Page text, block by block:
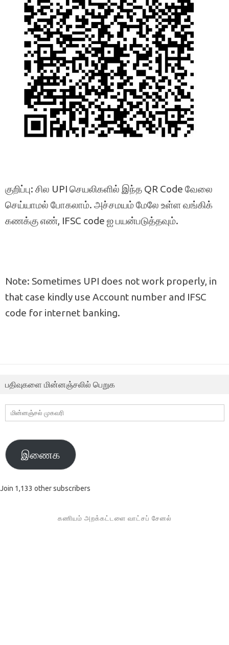
குறிப்பு: சில UPI செயலிகளில் இந்த QR Code வேலை
செய்யாமல் போகலாம். அச்சமயம் மேலே உள்ள வங்கிக்
கணக்கு எண், IFSC code ஐ பயன்படுத்தவும்.
Note: Sometimes UPI does not work properly, in
that case kindly use Account number and IFSC
code for internet banking.
பதிவுகளை மின்னஞ்சலில் பெறுக
மின்னஞ்சல்
முகவரி
இணைக
Join 1,133 other subscribers
கணியம் அறக்கட்டளை வாட்சப் சேனல்